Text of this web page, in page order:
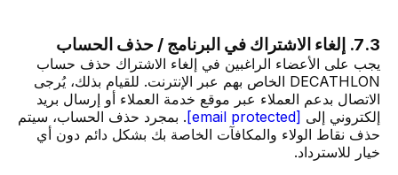
7.3. إلغاء الاشتراك في البرنامج / حذف الحساب
يجب على الأعضاء الراغبين في إلغاء الاشتراك حذف حساب
DECATHLON الخاص بهم عبر الإنترنت. للقيام بذلك، يُرجى
الاتصال بدعم العملاء عبر موقع خدمة العملاء أو إرسال بريد
إلكتروني إلى [email protected]
. بمجرد حذف الحساب، سيتم
حذف نقاط الولاء والمكافآت الخاصة بك بشكل دائم دون أي
خيار للاسترداد.